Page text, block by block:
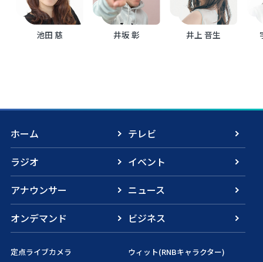
池田 慈 井坂 彰 井上 音生
ホーム
テレビ
ラジオ
イベント
アナウンサー
ニュース
オンデマンド
ビジネス
定点ライブカメラ ウィット(RNBキャラクター)